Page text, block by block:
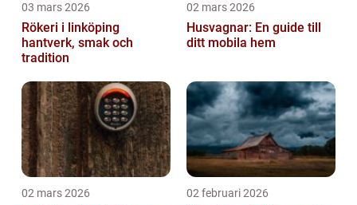
03 mars 2026
Rökeri i linköping
hantverk, smak och
tradition
02 mars 2026
Husvagnar: En guide till
ditt mobila hem
02 mars 2026 02 februari 2026